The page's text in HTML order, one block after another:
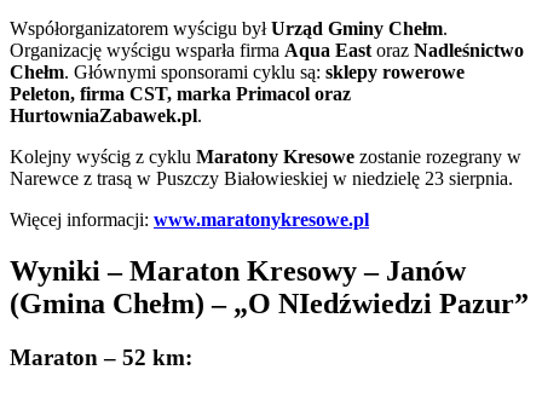
Współorganizatorem wyścigu byłUrząd Gminy Chełm.
Organizację wyścigu wsparła firma Aqua Eastoraz Nadleśnictwo
Chełm. Głównymi sponsorami cyklu są: sklepy rowerowe
Peleton, firma CST, marka Primacol oraz
HurtowniaZabawek.pl.
Kolejny wyścig z cyklu Maratony Kresowe zostanie rozegrany w
Narewce z trasą w Puszczy Białowieskiej w niedzielę 23 sierpnia.
Więcej informacji: www.maratonykresowe.pl
Wyniki – Maraton Kresowy – Janów
(Gmina Chełm) – „O NIedźwiedzi Pazur”
Maraton – 52 km: